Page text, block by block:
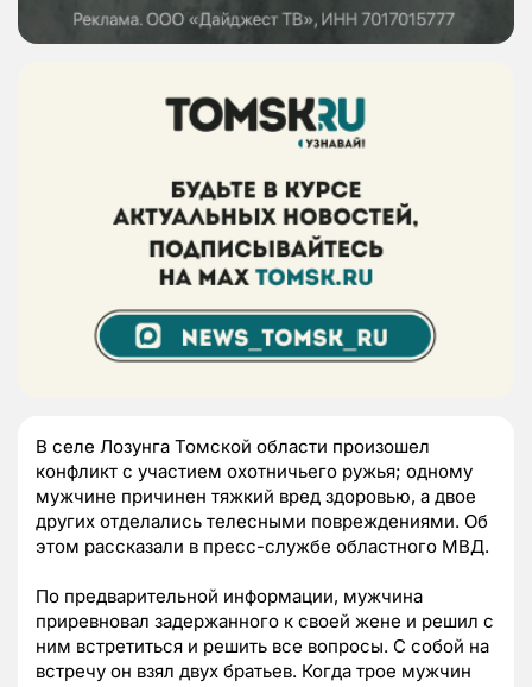
В селе Лозунга Томской области произошел
конфликт с участием охотничьего ружья; одному
мужчине причинен тяжкий вред здоровью, а двое
других отделались телесными повреждениями. Об
этом рассказали в пресс-службе областного МВД.
По предварительной информации, мужчина
приревновал задержанного к своей жене и решил с
ним встретиться и решить все вопросы. С собой на
встречу он взял двух братьев. Когда трое мужчин